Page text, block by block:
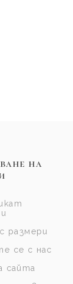
на
размери
се с нас
сайта